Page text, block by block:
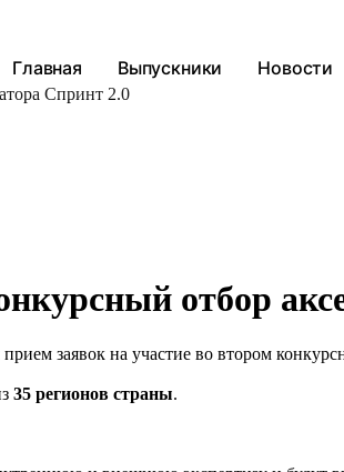
Главная Выпускники Новости
Спринт 2.0
отбор
заявок на участие во втором
35 регионов страны.